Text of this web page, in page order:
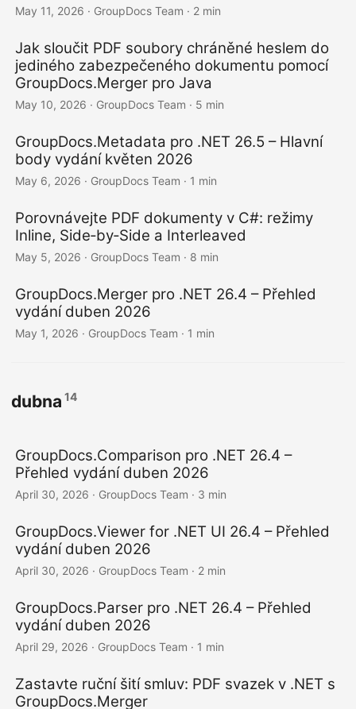
May 11, 2026 · GroupDocs Team · 2 min
Jak sloučit PDF soubory chráněné heslem do
jediného zabezpečeného dokumentu pomocí
GroupDocs.Merger pro Java
May 10, 2026 · GroupDocs Team · 5 min
GroupDocs.Metadata pro .NET 26.5 – Hlavní
body vydání květen 2026
May 6, 2026 · GroupDocs Team · 1 min
Porovnávejte PDF dokumenty v C#: režimy
Inline, Side‑by‑Side a Interleaved
May 5, 2026 · GroupDocs Team · 8 min
GroupDocs.Merger pro .NET 26.4 – Přehled
vydání duben 2026
May 1, 2026 · GroupDocs Team · 1 min
dubna 14
GroupDocs.Comparison pro .NET 26.4 –
Přehled vydání duben 2026
April 30, 2026 · GroupDocs Team · 3 min
GroupDocs.Viewer for .NET UI 26.4 – Přehled
vydání duben 2026
April 30, 2026 · GroupDocs Team · 2 min
GroupDocs.Parser pro .NET 26.4 – Přehled
vydání duben 2026
April 29, 2026 · GroupDocs Team · 1 min
Zastavte ruční šití smluv: PDF svazek v .NET s
GroupDocs.Merger